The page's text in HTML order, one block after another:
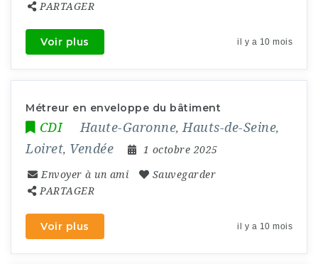
PARTAGER
Voir plus il y a 10 mois
Métreur en enveloppe du bâtiment
CDI Haute-Garonne, Hauts-de-Seine,
Loiret, Vendée 1 octobre 2025
Envoyer à un ami
Sauvegarder
PARTAGER
Voir plus il y a 10 mois